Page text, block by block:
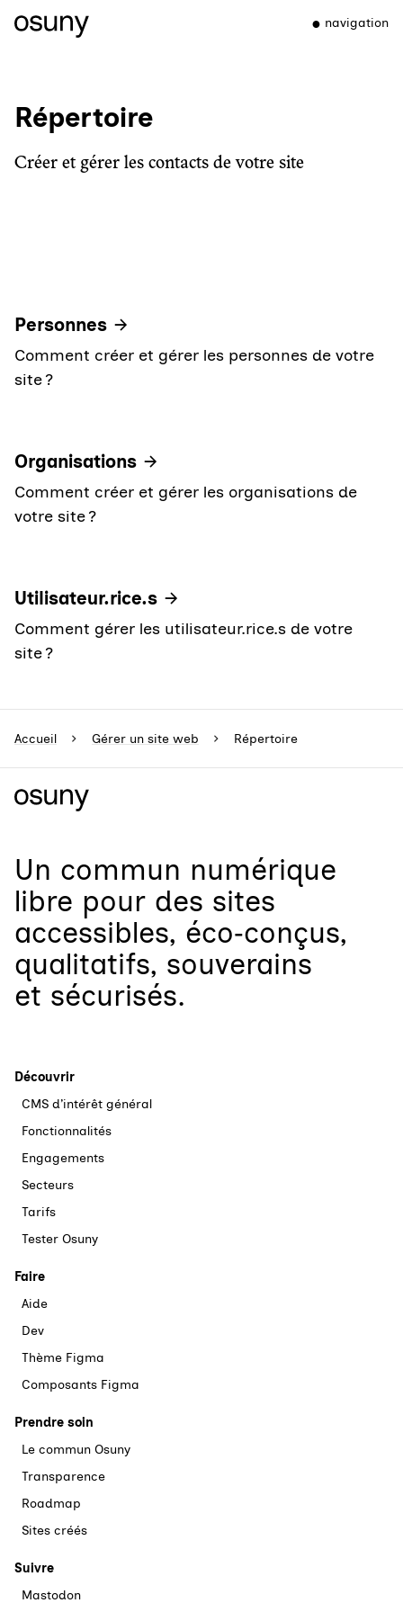
navigation
Répertoire
Créer et gérer les contacts de votre site
Personnes
Comment créer et gérer les personnes de votre
site ?
Organisations
Comment créer et gérer les organisations de
votre site ?
Utilisateur.rice.s
Comment gérer les utilisateur.rice.s de votre
site ?
Accueil Gérer un site web Répertoire
Un commun numérique
libre pour des sites
accessibles, éco‑conçus,
qualitatifs, souverains
et sécurisés.
Découvrir
CMS d’intérêt général
Fonctionnalités
Engagements
Secteurs
Tarifs
Tester Osuny
Faire
Aide
Dev
Thème Figma
Composants Figma
Prendre soin
Le commun Osuny
Transparence
Roadmap
Sites créés
Suivre
Mastodon